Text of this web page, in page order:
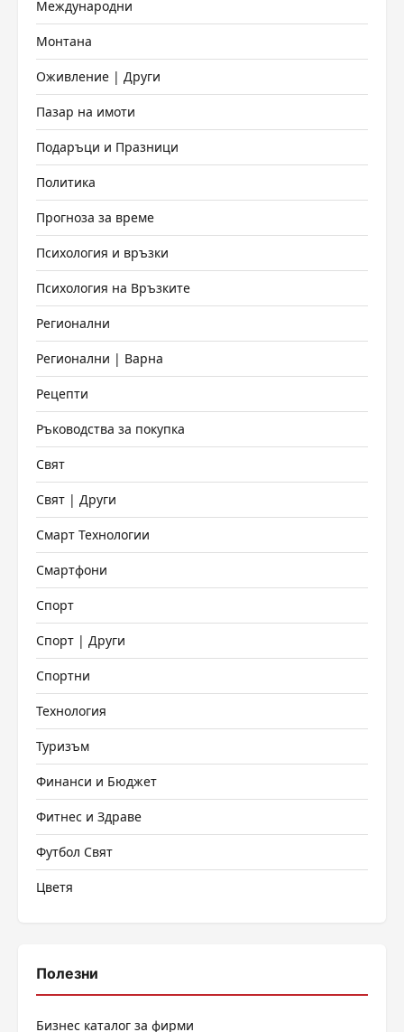
Международни
Монтана
Оживление | Други
Пазар на имоти
Подаръци и Празници
Политика
Прогноза за време
Психология и връзки
Психология на Връзките
Регионални
Регионални | Варна
Рецепти
Ръководства за покупка
Свят
Свят | Други
Смарт Технологии
Смартфони
Спорт
Спорт | Други
Спортни
Технология
Туризъм
Финанси и Бюджет
Фитнес и Здраве
Футбол Свят
Цветя
Полезни
Бизнес каталог за фирми